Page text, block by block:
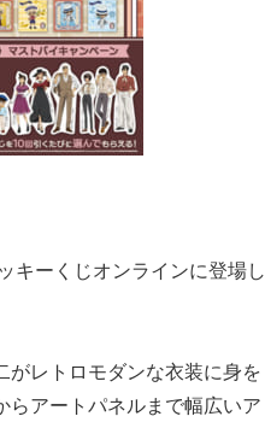
キーくじオンラインに登場し
がレトロモダンな衣装に身を
らアートパネルまで幅広いア